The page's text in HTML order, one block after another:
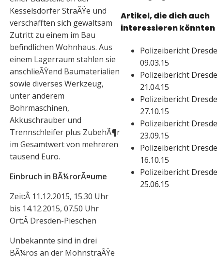
Kesselsdorfer StraÃŸe und
verschafften sich gewaltsam
Zutritt zu einem im Bau
befindlichen Wohnhaus. Aus
einem Lagerraum stahlen sie
anschlieÃŸend Baumaterialien
sowie diverses Werkzeug,
unter anderem
Bohrmaschinen,
Akkuschrauber und
Trennschleifer plus ZubehÃ¶r
im Gesamtwert von mehreren
tausend Euro.
Einbruch in BÃ¼rorÃ¤ume
Zeit:Â 11.12.2015, 15.30 Uhr
bis 14.12.2015, 07.50 Uhr
Ort:Â Dresden-Pieschen
Unbekannte sind in drei
BÃ¼ros an der MohnstraÃŸe
Artikel, die dich auch
interessieren könnten
Polizeibericht
09.03.15
Polizeibericht
21.04.15
Polizeibericht
27.10.15
Polizeibericht
23.09.15
Polizeibericht
16.10.15
Polizeibericht
25.06.15